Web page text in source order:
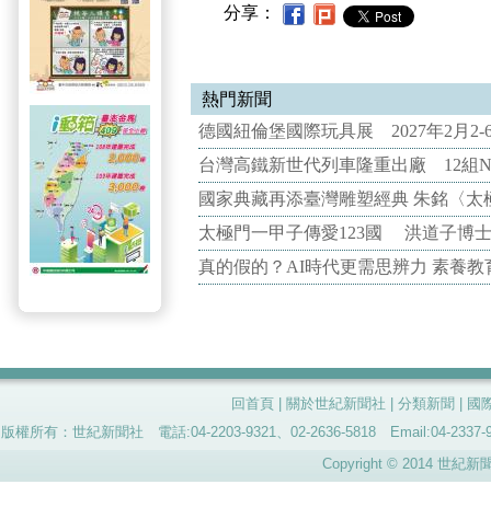
分享：
熱門新聞
德國紐倫堡國際玩具展 2027年2月2-
台灣高鐵新世代列車隆重出廠 12組
國家典藏再添臺灣雕塑經典 朱銘〈
太極門一甲子傳愛123國 洪道子博
真的假的？AI時代更需思辨力 素養
回首頁 關於世紀新聞社 分類新聞
國
版權所有：世紀新聞社 電話:04-2203-9321、02-2636-5818 Email:04-
Copyright © 2014 世紀新